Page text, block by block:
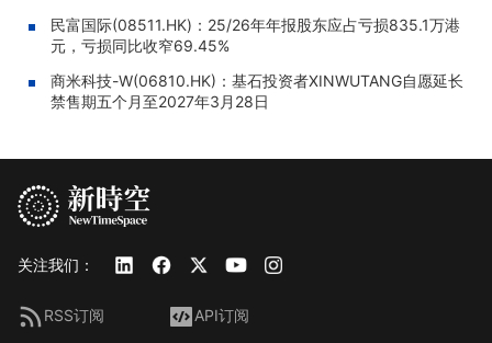
民富国际(08511.HK)：25/26年年报股东应占亏损835.1万港
元，亏损同比收窄69.45%
商米科技-W(06810.HK)：基石投资者XINWUTANG自愿延长
禁售期五个月至2027年3月28日
关注我们：
RSS订阅 API订阅